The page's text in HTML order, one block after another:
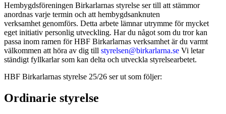
Hembygdsföreningen Birkarlarnas styrelse ser till att stämmor
anordnas varje termin och att hembygdsanknuten
verksamhet genomförs. Detta arbete lämnar utrymme för mycket
eget initiativ personlig utveckling. Har du något som du tror kan
passa inom ramen för HBF Birkarlarnas verksamhet är du varmt
välkommen att höra av dig till styrelsen@birkarlarna.se Vi letar
ständigt fyllkarlar som kan delta och utveckla styrelsearbetet.
HBF Birkarlarnas styrelse 25/26 ser ut som följer:
Ordinarie styrelse